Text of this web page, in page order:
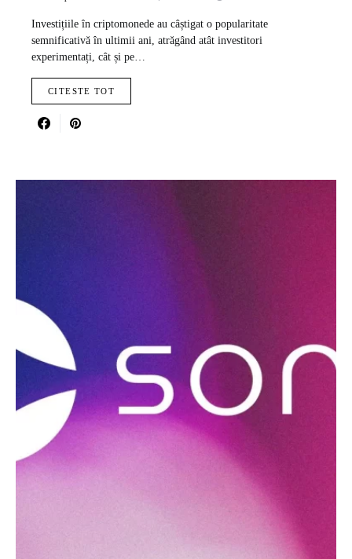
Investițiile în criptomonede au câștigat o popularitate
semnificativă în ultimii ani, atrăgând atât investitori
experimentați, cât și pe…
CITESTE TOT